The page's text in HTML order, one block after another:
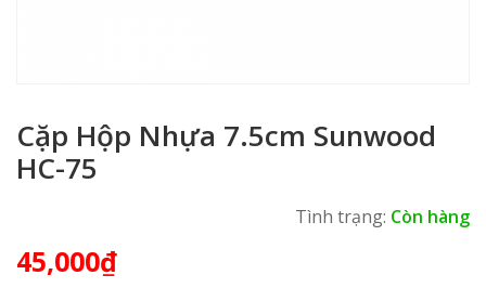
Cặp Hộp Nhựa 7.5cm Sunwood
HC-75
Tình trạng: Còn hàng
45,000₫